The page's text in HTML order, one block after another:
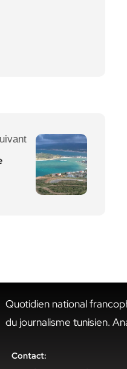
Quotidien national
du journalisme tunisien.
Contact: